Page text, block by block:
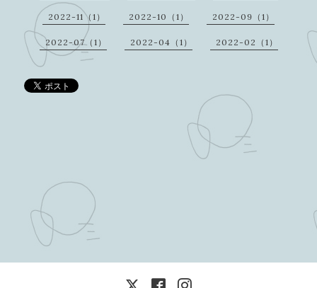
2022-11（1） 2022-10（1） 2022-09（1）
2022-07（1） 2022-04（1） 2022-02（1）